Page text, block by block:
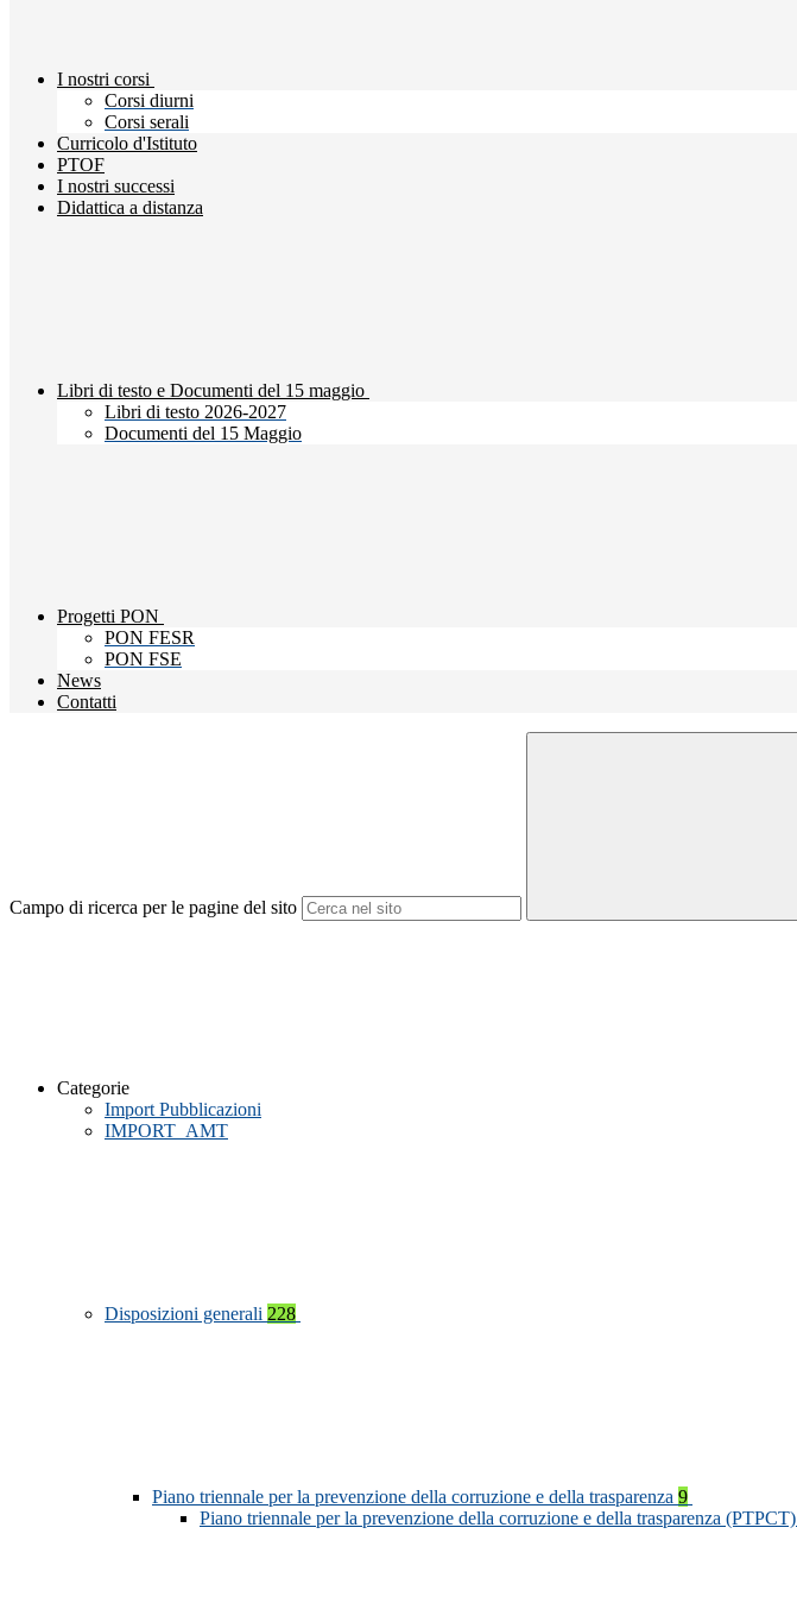
I nostri corsi
Corsi diurni
Corsi serali
Curricolo d'Istituto
PTOF
I nostri successi
Didattica a distanza
Libri di testo e Documenti del 15 maggio
Libri di testo 2026-2027
Documenti del 15 Maggio
Progetti PON
PON FESR
PON FSE
News
Contatti
Campo di ricerca per le pagine del sito
Categorie
Import Pubblicazioni
IMPORT_AMT
Disposizioni generali 228
Piano triennale per la prevenzione della corruzione e della trasparenza 9
Piano triennale per la prevenzione della corruzione e della trasparenza (PTPCT)